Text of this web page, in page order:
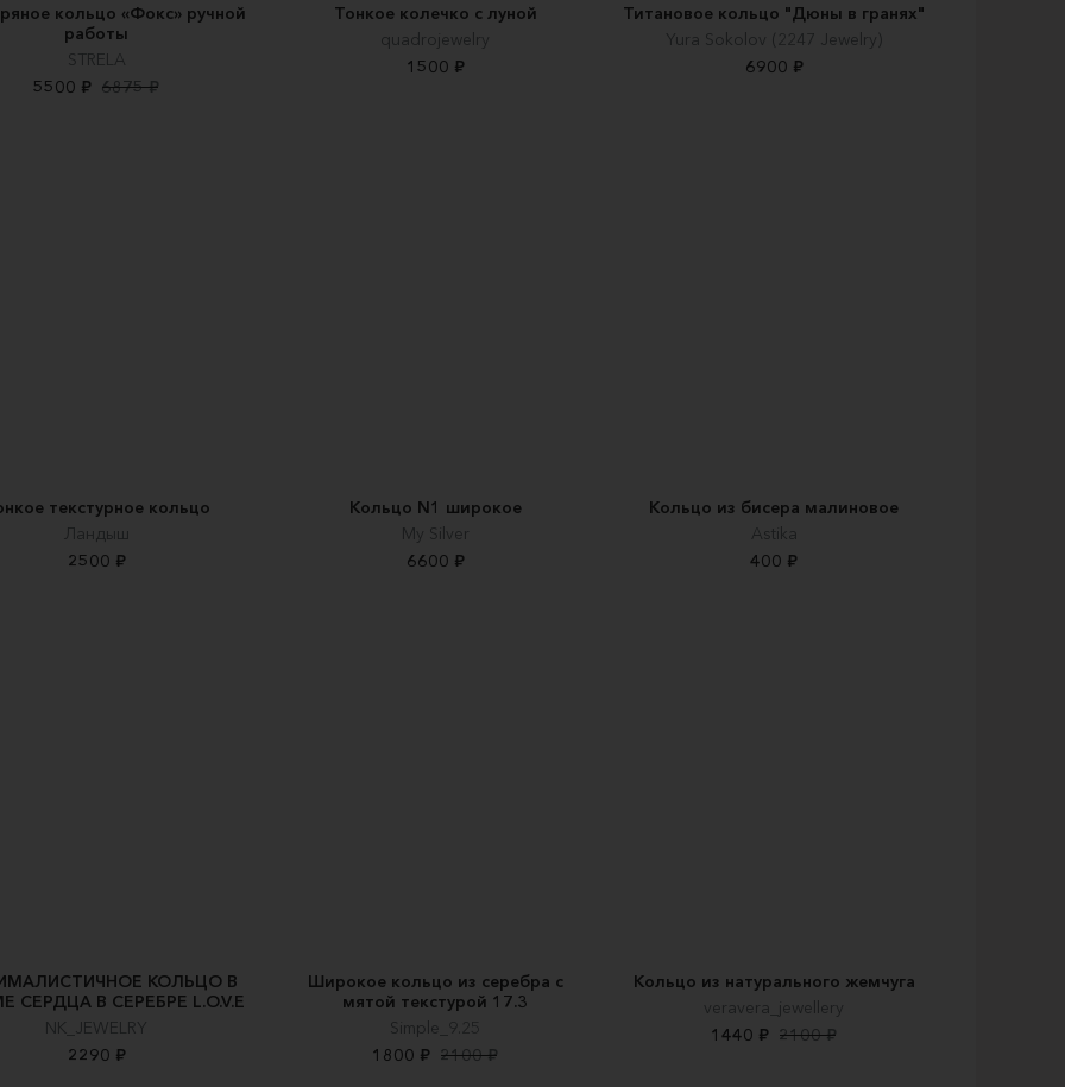
кольцо «Фокс» ручной
работы
STRELA
5500 ₽ 6875 ₽
Тонкое колечко с луной
quadrojewelry
1500 ₽
Титановое кольцо "Дюны в гранях"
Yura Sokolov (2247 Jewelry)
6900 ₽
текстурное кольцо
Ландыш
2500 ₽
Кольцо N1 широкое
My Silver
6600 ₽
Кольцо из бисера малиновое
Astika
400 ₽
КОЛЬЦО В
СЕРДЦА В СЕРЕБРЕ L.O.V.E
NK_JEWELRY
2290 ₽
Широкое кольцо из серебра с
мятой текстурой 17.3
Simple_9.25
1800 ₽ 2100 ₽
Кольцо из натурального жемчуга
veravera_jewellery
1440 ₽ 2100 ₽